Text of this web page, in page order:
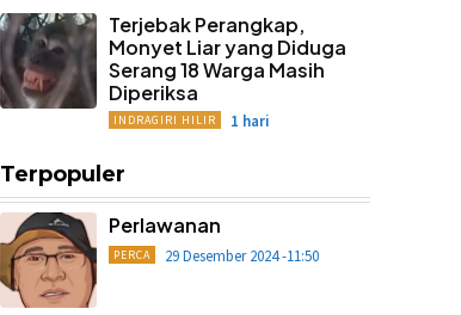
Terjebak Perangkap,
Monyet Liar yang Diduga
Serang 18 Warga Masih
Diperiksa
INDRAGIRI HILIR 1 hari
Terpopuler
Perlawanan
PERCA 29 Desember 2024 -11:50